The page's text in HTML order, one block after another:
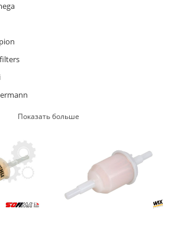
filter
Показать больше